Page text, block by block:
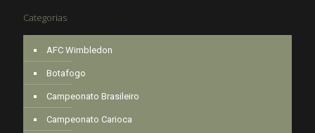
Categorias
AFC Wimbledon
Botafogo
Campeonato Brasileiro
Campeonato Carioca